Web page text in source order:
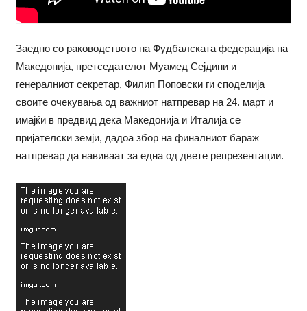
Заедно со раководството на Фудбалската федерација на
Македонија, претседателот Муамед Сејдини и
генералниот секретар, Филип Поповски ги споделија
своите очекувања од важниот натпревар на 24. март и
имајќи в предвид дека Македонија и Италија се
пријателски земји, дадоа збор на финалниот бараж
натпревар да навиваат за една од двете репрезентации.